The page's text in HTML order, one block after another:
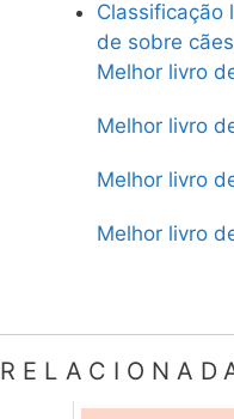
Classificação
de sobre cães
Melhor livro
Melhor livro
Melhor livro
Melhor livro